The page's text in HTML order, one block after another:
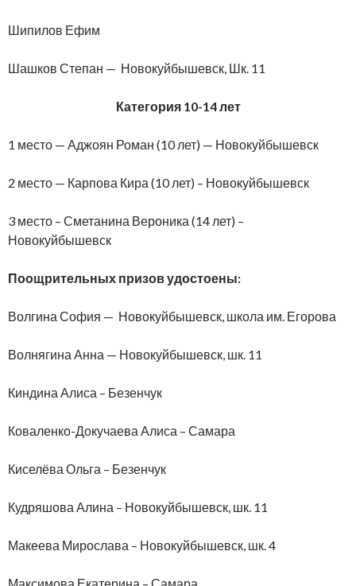
Шипилов Ефим
Шашков Степан — Новокуйбышевск, Шк. 11
Категория 10-14 лет
1 место — Аджоян Роман (10 лет) — Новокуйбышевск
2 место — Карпова Кира (10 лет) – Новокуйбышевск
3 место – Сметанина Вероника (14 лет) –
Новокуйбышевск
Поощрительных призов удостоены:
Волгина София — Новокуйбышевск, школа им. Егорова
Волнягина Анна — Новокуйбышевск, шк. 11
Киндина Алиса – Безенчук
Коваленко-Докучаева Алиса – Самара
Киселёва Ольга – Безенчук
Кудряшова Алина – Новокуйбышевск, шк. 11
Макеева Мирослава – Новокуйбышевск, шк. 4